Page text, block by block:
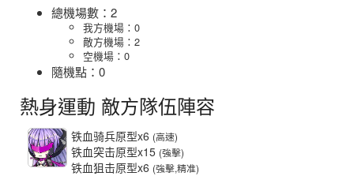
總機場數：2
我方機場：0
敵方機場：2
空機場：0
隨機點：0
熱身運動 敵方隊伍陣容
铁血骑兵原型x6 (高速)
铁血突击原型x15 (強擊)
铁血狙击原型x6 (強擊,精准)